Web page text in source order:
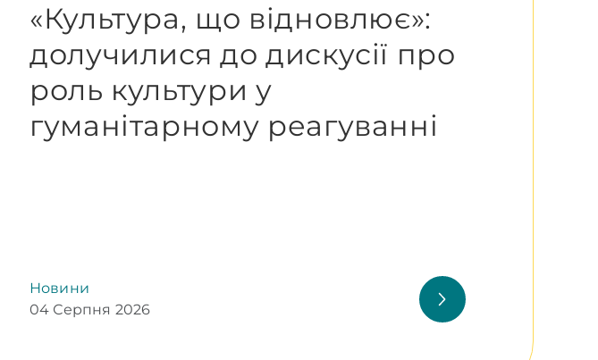
«Культура, що відновлює»:
долучилися до дискусії про
роль культури у
гуманітарному реагуванні
Новини
04 Серпня 2026